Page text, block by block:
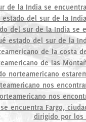
de la India se
estado del sur de la
del sur de la India se
estado del sur de la
de la costa
de las
norteamericano
nos
nos
encuentra Fargo,
dirigido por los